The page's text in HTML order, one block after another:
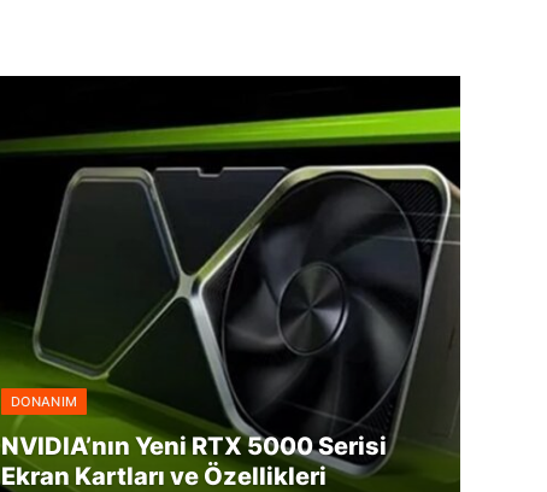
DONANIM
NVIDIA’nın Yeni RTX 5000 Serisi
Ekran Kartları ve Özellikleri